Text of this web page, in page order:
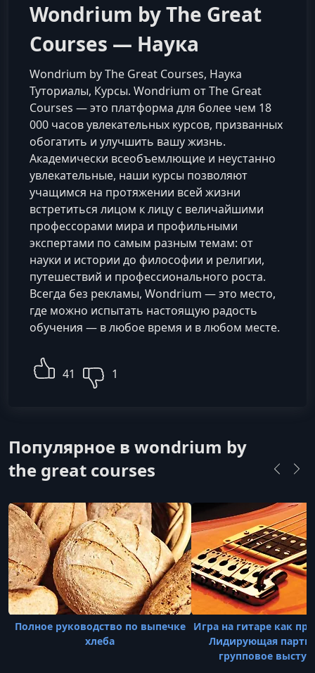
Wondrium by The Great
Courses — Наука
Wondrium by The Great Courses, Наука
Туториалы, Курсы. Wondrium от The Great
Courses — это платформа для более чем 18
000 часов увлекательных курсов, призванных
обогатить и улучшить вашу жизнь.
Академически всеобъемлющие и неустанно
увлекательные, наши курсы позволяют
учащимся на протяжении всей жизни
встретиться лицом к лицу с величайшими
профессорами мира и профильными
экспертами по самым разным темам: от
науки и истории до философии и религии,
путешествий и профессионального роста.
Всегда без рекламы, Wondrium — это место,
где можно испытать настоящую радость
обучения — в любое время и в любом месте.
41 1
Популярное в wondrium by
the great courses
Полное руководство по выпечке
хлеба
Игра на гитаре как
Лидирующая
групповое